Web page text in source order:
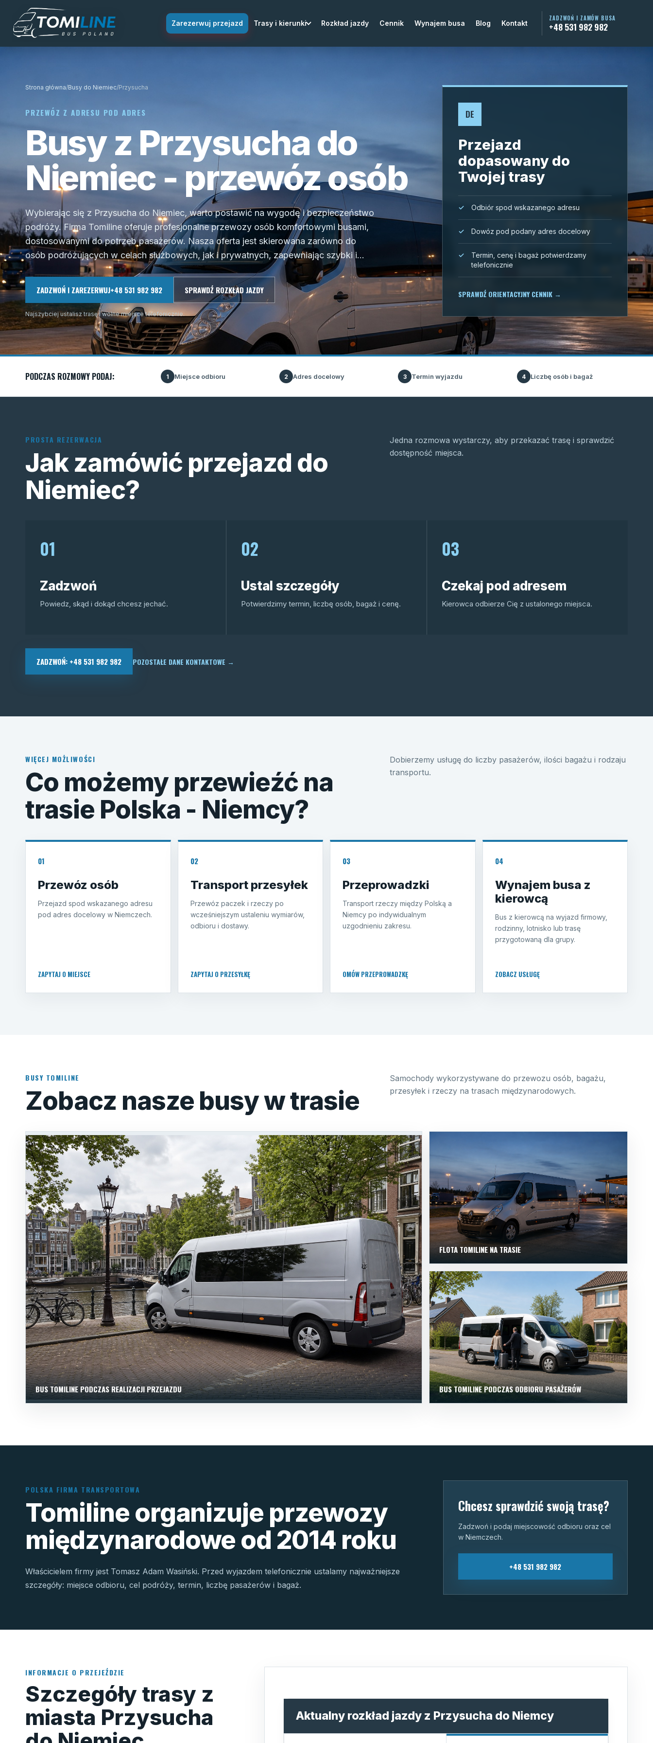
Przejdź do treści
Zarezerwuj przejazd Trasy i kierunki Rozkład jazdy Cennik Wynajem busa Blog Kontakt
ZADZWOŃ I ZAMÓW BUSA
+48 531 982 982
Strona główna/Busy do Niemiec/Przysucha
PRZEWÓZ Z ADRESU POD ADRES
Busy z Przysucha do
Niemiec - przewóz osób
Wybierając się z Przysucha do Niemiec, warto postawić na wygodę i bezpieczeństwo
podróży. Firma Tomiline oferuje profesjonalne przewozy osób komfortowymi busami,
dostosowanymi do potrzeb pasażerów. Nasza oferta jest skierowana zarówno do
osób podróżujących w celach służbowych, jak i prywatnych, zapewniając szybki i...
ZADZWOŃ I ZAREZERWUJ+48 531 982 982 SPRAWDŹ ROZKŁAD JAZDY
Najszybciej ustalisz trasę i wolne miejsce telefonicznie.
DE
Przejazd
dopasowany do
Twojej trasy
Odbiór spod wskazanego adresu
Dowóz pod podany adres docelowy
Termin, cenę i bagaż potwierdzamy
telefonicznie
SPRAWDŹ ORIENTACYJNY CENNIK →
PODCZAS ROZMOWY PODAJ: 1 Miejsce odbioru 2 Adres docelowy 3 Termin wyjazdu 4 Liczbę osób i bagaż
PROSTA REZERWACJA
Jak zamówić przejazd do
Niemiec?
Jedna rozmowa wystarczy, aby przekazać trasę i sprawdzić
dostępność miejsca.
01
Zadzwoń
Powiedz, skąd i dokąd chcesz jechać.
02
Ustal szczegóły
Potwierdzimy termin, liczbę osób, bagaż i cenę.
03
Czekaj pod adresem
Kierowca odbierze Cię z ustalonego miejsca.
ZADZWOŃ: +48 531 982 982 POZOSTAŁE DANE KONTAKTOWE →
WIĘCEJ MOŻLIWOŚCI
Co możemy przewieźć na
trasie Polska - Niemcy?
Dobierzemy usługę do liczby pasażerów, ilości bagażu i rodzaju
transportu.
01
Przewóz osób
Przejazd spod wskazanego adresu
pod adres docelowy w Niemczech.
ZAPYTAJ O MIEJSCE
02
Transport przesyłek
Przewóz paczek i rzeczy po
wcześniejszym ustaleniu wymiarów,
odbioru i dostawy.
ZAPYTAJ O PRZESYŁKĘ
03
Przeprowadzki
Transport rzeczy między Polską a
Niemcy po indywidualnym
uzgodnieniu zakresu.
OMÓW PRZEPROWADZKĘ
04
Wynajem busa z
kierowcą
Bus z kierowcą na wyjazd firmowy,
rodzinny, lotnisko lub trasę
przygotowaną dla grupy.
ZOBACZ USŁUGĘ
BUSY TOMILINE
Zobacz nasze busy w trasie
Samochody wykorzystywane do przewozu osób, bagażu,
przesyłek i rzeczy na trasach międzynarodowych.
BUS TOMILINE PODCZAS REALIZACJI PRZEJAZDU
FLOTA TOMILINE NA TRASIE
BUS TOMILINE PODCZAS ODBIORU PASAŻERÓW
POLSKA FIRMA TRANSPORTOWA
Tomiline organizuje przewozy
międzynarodowe od 2014 roku
Właścicielem firmy jest Tomasz Adam Wasiński. Przed wyjazdem telefonicznie ustalamy najważniejsze
szczegóły: miejsce odbioru, cel podróży, termin, liczbę pasażerów i bagaż.
Chcesz sprawdzić swoją trasę?
Zadzwoń i podaj miejscowość odbioru oraz cel
w Niemczech.
+48 531 982 982
INFORMACJE O PRZEJEŹDZIE
Szczegóły trasy z
miasta Przysucha
Aktualny rozkład jazdy z Przysucha do Niemcy